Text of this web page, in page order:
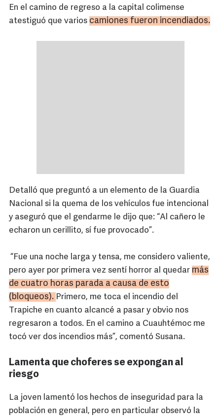
En el camino de regreso a la capital colimense
atestiguó que varios camiones fueron incendiados.
Detalló que preguntó a un elemento de la Guardia
Nacional si la quema de los vehículos fue intencional
y aseguró que el gendarme le dijo que: “Al cañero le
echaron un cerillito, sí fue provocado”.
“Fue una noche larga y tensa, me considero valiente,
pero ayer por primera vez sentí horror al quedar más
de cuatro horas parada a causa de esto
(bloqueos). Primero, me toca el incendio del
Trapiche en cuanto alcancé a pasar y obvio nos
regresaron a todos. En el camino a Cuauhtémoc me
tocó ver dos incendios más”, comentó Susana.
Lamenta que choferes se expongan al
riesgo
La joven lamentó los hechos de inseguridad para la
población en general, pero en particular observó la